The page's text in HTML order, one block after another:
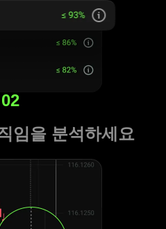
02
임을 분석하세요